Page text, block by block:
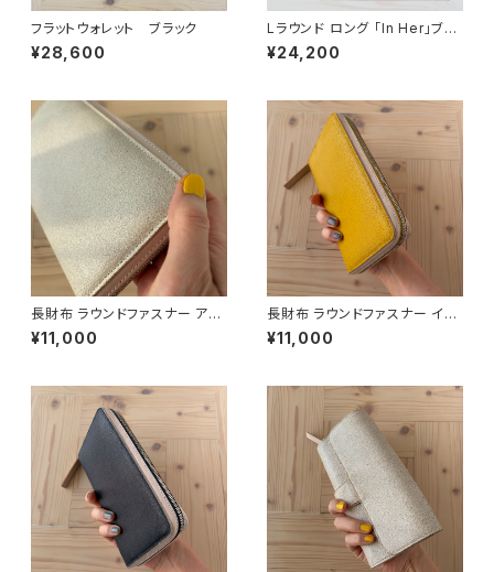
フラットウォレット ブラック
¥28,600
Lラウンド ロング 「In Her」ブラ
ック
¥24,200
長財布 ラウンドファスナー アイ
ボリー「OMOTE to OMOTE」
¥11,000
長財布 ラウンドファスナー イエ
ロー「OMOTE to OMOTE」
¥11,000